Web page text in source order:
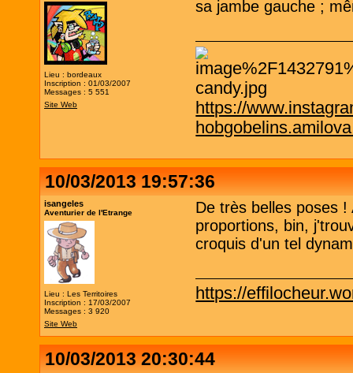
Lieu : bordeaux
Inscription : 01/03/2007
Messages : 5 551
Site Web
sa jambe gauche ;
https://
10/03/2013 19:57:36
isangeles
Aventurier de l'Etrange
Lieu : Les Territoires
Inscription : 17/03/2007
Messages : 3 920
Site Web
De très belles poses
proportions, bin,
croquis d'un tel
https://
10/03/2013 20:30:44